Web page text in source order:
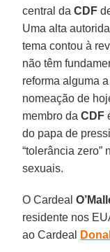
central daCDF
Uma alta
tema contou à
não têm
reforma alguma
nomeação de
membro daCDF
do papa de
“tolerância zero”
sexuais.
O Cardeal
residente nos
ao Cardeal